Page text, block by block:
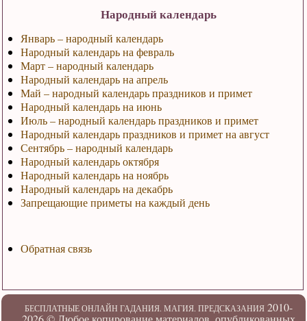
Народный календарь
Январь – народный календарь
Народный календарь на февраль
Март – народный календарь
Народный календарь на апрель
Май – народный календарь праздников и примет
Народный календарь на июнь
Июль – народный календарь праздников и примет
Народный календарь праздников и примет на август
Сентябрь – народный календарь
Народный календарь октября
Народный календарь на ноябрь
Народный календарь на декабрь
Запрещающие приметы на каждый день
Обратная связь
БЕСПЛАТНЫЕ ОНЛАЙН ГАДАНИЯ. МАГИЯ. ПРЕДСКАЗАНИЯ2010-